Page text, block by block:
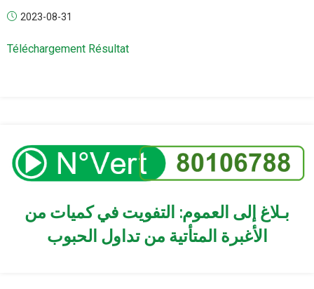
2023-08-31
Téléchargement Résultat
بـلاغ إلى العموم: التفويت في كميات من
الأغبرة المتأتية من تداول الحبوب